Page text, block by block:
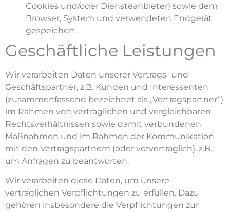
Cookies und/oder Diensteanbieter) sowie dem
Browser, System und verwendeten Endgerät
gespeichert.
Geschäftliche Leistungen
Wir verarbeiten Daten unserer Vertrags- und
Geschäftspartner, z.B. Kunden und Interessenten
(zusammenfassend bezeichnet als „Vertragspartner“)
im Rahmen von vertraglichen und vergleichbaren
Rechtsverhältnissen sowie damit verbundenen
Maßnahmen und im Rahmen der Kommunikation
mit den Vertragspartnern (oder vorvertraglich), z.B.,
um Anfragen zu beantworten.
Wir verarbeiten diese Daten, um unsere
vertraglichen Verpflichtungen zu erfüllen. Dazu
gehören insbesondere die Verpflichtungen zur